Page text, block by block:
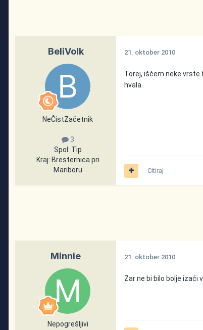
BeliVolk
NeČistZačetnik
3
Spol: Tip
Kraj: Bresternica pri
Mariboru
21. oktober 2010
Torej, iščem neke vrste
hvala.
Citiraj
Minnie
Nepogrešljivi
21. oktober 2010
Zar ne bi bilo bolje izaći